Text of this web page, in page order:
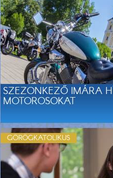
SZEZONKEZŐ IMÁRA
MOTOROSOKAT
GÖRÖGKATOLIKUS